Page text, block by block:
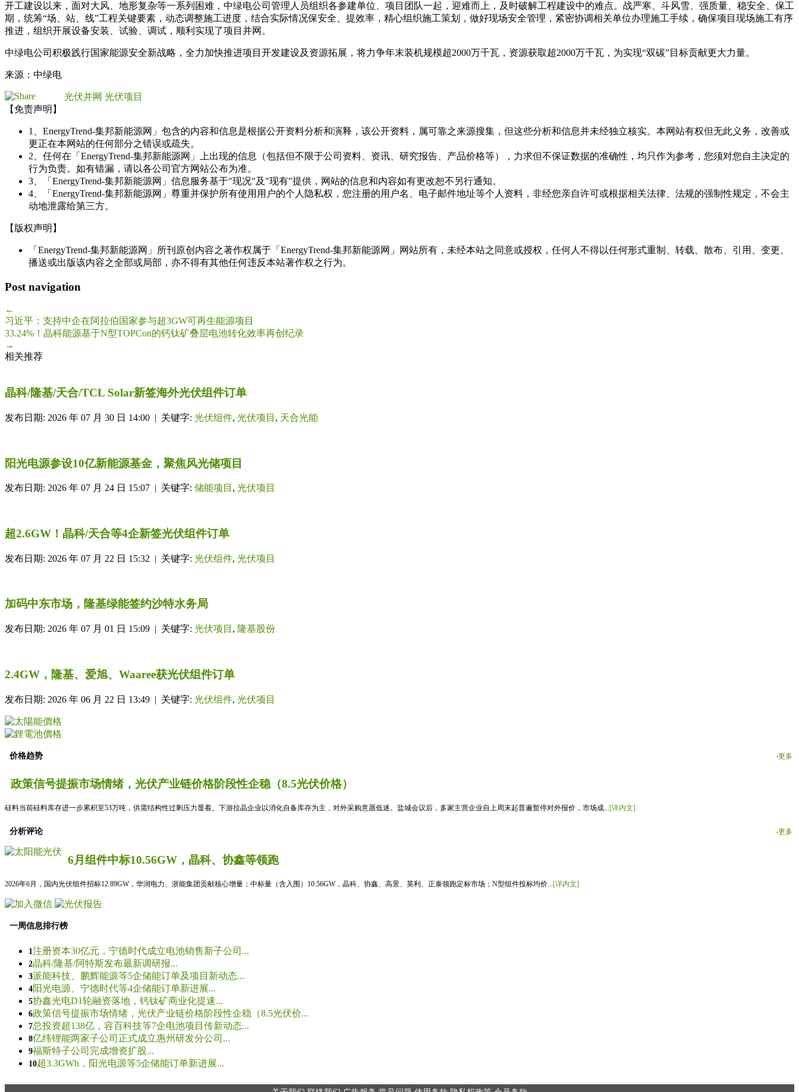
开工建设以来，面对大风、地形复杂等一系列困难，中绿电公司管理人员组织各参建单位、项目团队一起，迎难而上，及时破解工程建设中的难点。战严寒、斗风雪、强质量、稳安全、保工
期，统筹“场、站、线”工程关键要素，动态调整施工进度，结合实际情况保安全、提效率，精心组织施工策划，做好现场安全管理，紧密协调相关单位办理施工手续，确保项目现场施工有序
推进，组织开展设备安装、试验、调试，顺利实现了项目并网。
中绿电公司积极践行国家能源安全新战略，全力加快推进项目开发建设及资源拓展，将力争年末装机规模超2000万千瓦，资源获取超2000万千瓦，为实现“双碳”目标贡献更大力量。
来源：中绿电
光伏并网 光伏项目
【免责声明】
1、EnergyTrend-集邦新能源网」包含的内容和信息是根据公开资料分析和演释，该公开资料，属可靠之来源搜集，但这些分析和信息并未经独立核实。本网站有权但无此义务，改善或
更正在本网站的任何部分之错误或疏失。
2、任何在「EnergyTrend-集邦新能源网」上出现的信息（包括但不限于公司资料、资讯、研究报告、产品价格等），力求但不保证数据的准确性，均只作为参考，您须对您自主决定的
行为负责。如有错漏，请以各公司官方网站公布为准。
3、「EnergyTrend-集邦新能源网」信息服务基于"现况"及"现有"提供，网站的信息和内容如有更改恕不另行通知。
4、「EnergyTrend-集邦新能源网」尊重并保护所有使用用户的个人隐私权，您注册的用户名、电子邮件地址等个人资料，非经您亲自许可或根据相关法律、法规的强制性规定，不会主
动地泄露给第三方。
【版权声明】
「EnergyTrend-集邦新能源网」所刊原创内容之著作权属于「EnergyTrend-集邦新能源网」网站所有，未经本站之同意或授权，任何人不得以任何形式重制、转载、散布、引用、变更、
播送或出版该内容之全部或局部，亦不得有其他任何违反本站著作权之行为。
Post navigation
←
习近平：支持中企在阿拉伯国家参与超3GW可再生能源项目
33.24%！晶科能源基于N型TOPCon的钙钛矿叠层电池转化效率再创纪录
→
相关推荐
晶科/隆基/天合/TCL Solar新签海外光伏组件订单
发布日期: 2026 年 07 月 30 日 14:00 | 关键字: 光伏组件, 光伏项目 , 天合光能
阳光电源参设10亿新能源基金，聚焦风光储项目
发布日期: 2026 年 07 月 24 日 15:07 | 关键字: 储能项目 , 光伏项目
超2.6GW！晶科/天合等4企新签光伏组件订单
发布日期: 2026 年 07 月 22 日 15:32 | 关键字: 光伏组件, 光伏项目
加码中东市场，隆基绿能签约沙特水务局
发布日期: 2026 年 07 月 01 日 15:09 | 关键字: 光伏项目 , 隆基股份
2.4GW，隆基、爱旭、Waaree获光伏组件订单
发布日期: 2026 年 06 月 22 日 13:49 | 关键字: 光伏组件, 光伏项目
价格趋势 ‧更多
政策信号提振市场情绪，光伏产业链价格阶段性企稳（8.5光伏价格）
硅料当前硅料库存进一步累积至53万吨，供需结构性过剩压力显着。下游拉晶企业以消化自备库存为主，对外采购意愿低迷。盐城会议后，多家主营企业自上周末起普遍暂停对外报价，市场成...[详内文]
分析评论 ‧更多
6月组件中标10.56GW，晶科、协鑫等领跑
2026年6月，国内光伏组件招标12.89GW，华润电力、浙能集团贡献核心增量；中标量（含入围）10.56GW，晶科、协鑫、高景、英利、正泰领跑定标市场；N型组件投标均价... [详内文]
一周信息排行榜
1注册资本30亿元，宁德时代成立电池销售新子公司...
2晶科/隆基/阿特斯发布最新调研报...
3派能科技、鹏辉能源等5企储能订单及项目新动态...
4阳光电源、宁德时代等4企储能订单新进展...
5协鑫光电D1轮融资落地，钙钛矿商业化提速...
6政策信号提振市场情绪，光伏产业链价格阶段性企稳（8.5光伏价...
7总投资超138亿，容百科技等7企电池项目传新动态...
8亿纬锂能两家子公司正式成立惠州研发分公司...
9福斯特子公司完成增资扩股...
10超3.3GWh，阳光电源等5企储能订单新进展...